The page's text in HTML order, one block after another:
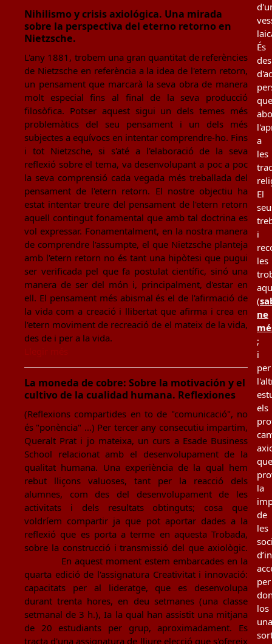
Nihilismo y crisis axiológica. Una mirada
sobre la perspectiva del eterno retorno en
Nietzsche.
L'any 1881, trobem una gran quantitat de referències
de Nietzsche en referència a la idea de l'etern retorn,
un pensament que marcarà la seva obra de manera
molt especial fins al final de la seva producció
filosòfica. Potser aquest sigui un dels temes més
problemàtics del seu pensament i un dels més
subjectes a equívocs en intentar comprendre-ho. Fins
i tot Nietzsche, si s'até a l'elaboració de la seva
reflexió sobre el tema, va desenvolupant a poc a poc
la seva comprensió cada vegada més treballada del
pensament de l'etern retorn. El nostre objectiu ha
estat intentar treure del pensament de l'etern retorn
aquell contingut fonamental que amb tal doctrina es
vol expressar. Fonamentalment, en la nostra manera
de comprendre l'assumpte, el que Nietzsche planteja
amb l'etern retorn no és tant una hipòtesi que pugui
ser verificada pel que fa postulat científic, sinó una
manera de ser del món i, principalment, d'estar en
ell. El pensament més abismal és el de l'afirmació de
la vida com a creació i llibertat que afirma i crea en
l'etern moviment de recreació de el mateix de la vida,
des de i per a la vida.
La moneda de cobre: Sobre la motivación y el
cultivo de la cualidad humana. Reflexiones
(Reflexions compartides en to de "comunicació", no
és "ponència" ...) Per tercer any consecutiu impartim,
Queralt Prat i jo mateixa, un curs a Esade Business
School relacionat amb el desenvolupament de la
qualitat humana. Una experiència de la qual hem
rebut lliçons valuoses, tant per la reacció dels
alumnes, com des del desenvolupament de les
activitats i dels resultats obtinguts; cosa que
voldríem compartir ja que pot aportar dades a la
reflexió que es porta a terme en aquesta Trobada,
sobre la construcció i transmissió del que axiològic.
En aquest moment estem embarcades en la
quarta edició de l'assignatura Creativitat i innovació:
capacitats per al lideratge, que es desenvolupa
durant trenta hores, en deu setmanes (una classe
setmanal de 3 h.), Ia la qual han assistit una mitjana
de 20 estudiants per grup, aproximadament. Es
tracta d'una assignatura de lliure elecció que s'ofereix
És
des
que
a
les
El
i
les
(
ne
;
i
per
els
que
la
de
les
per
los
una